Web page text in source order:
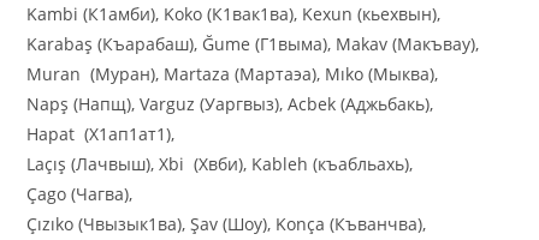
Kambi (К1амби), Koko (К1вак1ва), Kexun (кьехвын),
Karabaş (Къарабаш), Ğume (Г1выма), Makav (Макъвау),
Muran (Муран), Martaza (Мартаэа), Mıko (Мыква),
Napş (Напщ), Varguz (Уаргвыз), Acbek (Aджьбакь),
Hapat (Х1ап1ат1),
Laçış (Лачвыш), Xbi (Хвби), Kableh (къабльахь),
Çago (Чагва),
Çızıko (Чвызык1ва), Şav (Шоу), Konça (Къванчва),